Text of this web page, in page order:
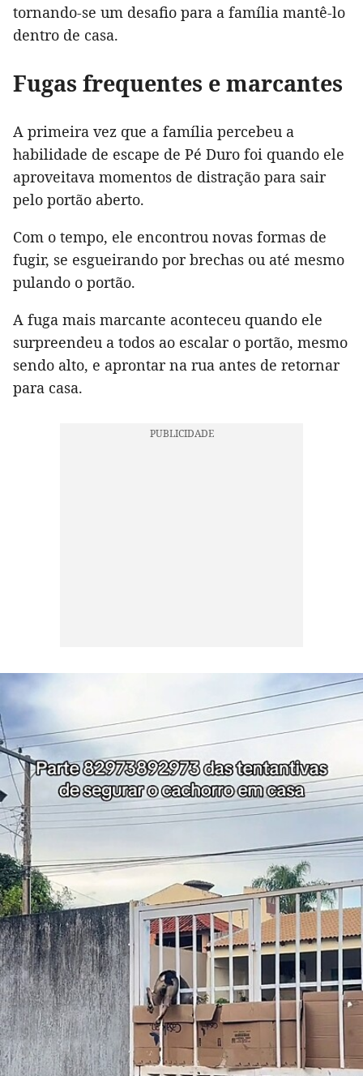
tornando-se um desafio para a família mantê-lo
dentro de casa.
Fugas frequentes e marcantes
A primeira vez que a família percebeu a
habilidade de escape de Pé Duro foi quando ele
aproveitava momentos de distração para sair
pelo portão aberto.
Com o tempo, ele encontrou novas formas de
fugir, se esgueirando por brechas ou até mesmo
pulando o portão.
A fuga mais marcante aconteceu quando ele
surpreendeu a todos ao escalar o portão, mesmo
sendo alto, e aprontar na rua antes de retornar
para casa.